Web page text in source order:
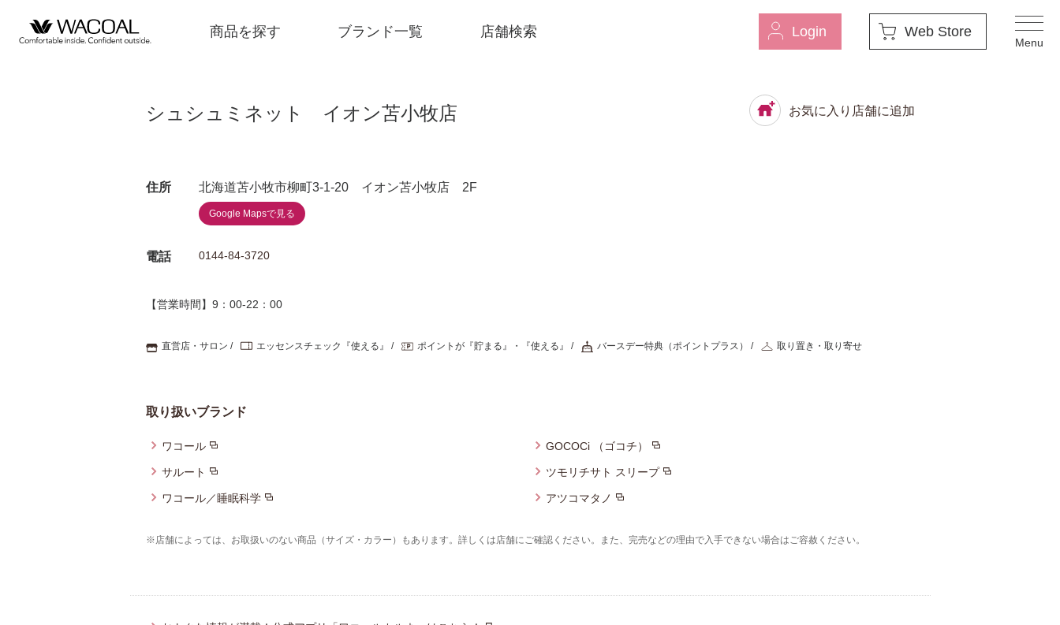
Login Web Store
商品を探す ブランド一覧 店舗検索
ブランド一覧
店舗検索
新着情報
お知らせ
公式アプリ
お問い合わせ
シュシュミネット イオン苫小牧店 お気に入り店舗に追加
住所 北海道苫小牧市柳町3-1-20 イオン苫小牧店 2F
Google Mapsで見る
電話 0144-84-3720
【営業時間】9：00-22：00
直営店・サロン エッセンスチェック『使える』 ポイントが『貯まる』・『使える』 バースデー特典（ポイントプラス） 取り置き・取り寄せ
取り扱いブランド
ワコール GOCOCi （ゴコチ）
サルート ツモリチサト スリープ
ワコール／睡眠科学 アツコマタノ
※店舗によっては、お取扱いのない商品（サイズ・カラー）もあります。詳しくは店舗にご確認ください。また、完売などの理由で入手できない場合はご容赦ください。